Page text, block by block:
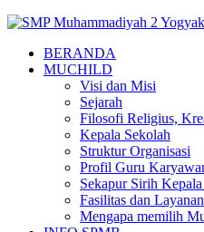
BERANDA
MUCHILD
Visi dan Misi
Sejarah
Filosofi Religius,
Kepala Sekolah
Struktur Organisasi
Profil Guru
Sekapur Sirih
Fasilitas dan Layanan
Mengapa memilih